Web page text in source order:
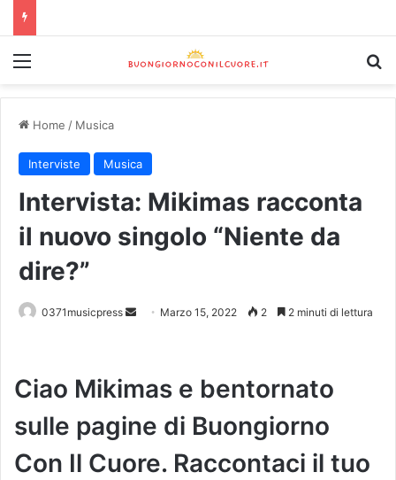
Home / Musica
Interviste Musica
Intervista: Mikimas racconta
il nuovo singolo “Niente da
dire?”
0371musicpress Marzo 15, 2022 2 2 minuti di lettura
Ciao Mikimas e bentornato
sulle pagine di Buongiorno
Con Il Cuore. Raccontaci il tuo